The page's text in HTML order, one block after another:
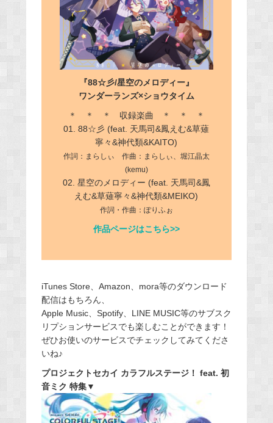
『88☆彡/星空のメロディー』
ワンダーランズ×ショウタイム
＊ ＊ ＊ 収録楽曲 ＊ ＊ ＊
01. 88☆彡 (feat. 天馬司&鳳えむ&草薙
寧々&神代類&KAITO)
作詞：まらしぃ 作曲：まらしぃ、堀江晶太
(kemu)
02. 星空のメロディー (feat. 天馬司&鳳
えむ&草薙寧々&神代類&MEIKO)
作詞・作曲：ぽりふぉ
作品ページはこちら>>
iTunes Store、Amazon、mora等のダウンロード
配信はもちろん、
Apple Music、Spotify、LINE MUSIC等のサブスク
リプションサービスでも楽しむことができます！
ぜひお使いのサービスでチェックしてみてくださ
いね♪
プロジェクトセカイ カラフルステージ！ feat. 初
音ミク 特集▼